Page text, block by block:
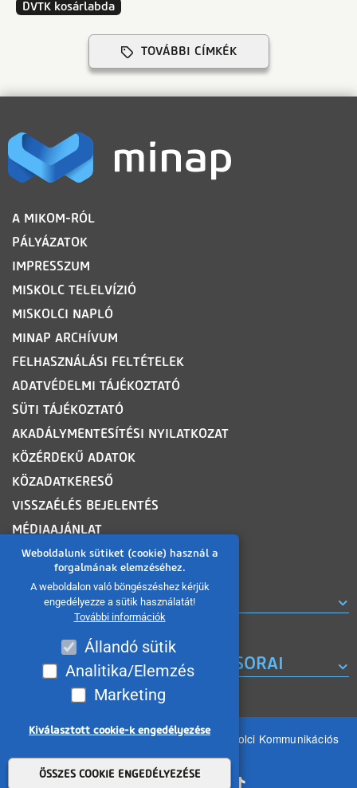
Weboldalunk sütiket (cookie) használ a
forgalmának elemzéséhez.
A weboldalon való böngészéshez kérjük
engedélyezze a sütik használatát!
További információk
Állandó sütik
Analitika/Elemzés
Marketing
Kiválasztott cookie-k engedélyezése
ÖSSZES COOKIE ENGEDÉLYEZÉSE
DVTK kosárlabda
TOVÁBBI CÍMKÉK
LÁBLÉC
A MIKOM-RÓL
PÁLYÁZATOK
IMPRESSZUM
MISKOLC TELELVÍZIÓ
MISKOLCI NAPLÓ
MINAP ARCHÍVUM
FELHASZNÁLÁSI FELTÉTELEK
ADATVÉDELMI TÁJÉKOZTATÓ
SÜTI TÁJÉKOZTATÓ
AKADÁLYMENTESÍTÉSI NYILATKOZAT
KÖZÉRDEKŰ ADATOK
KÖZADATKERESŐ
VISSZAÉLÉS BEJELENTÉS
MÉDIAAJÁNLAT
OLDALTÉRKÉP
ROVATOK
A MISKOLC TV KORÁBBI MŰSORAI
Minden jog fenntartva 2026 © MIKOM Miskolci Kommunikációs
Nonprofit Kft.